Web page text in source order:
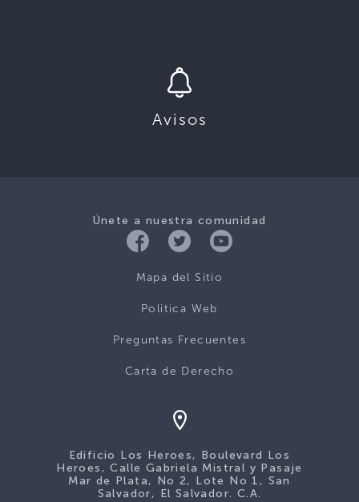
Avisos
Únete a nuestra comunidad
Mapa del Sitio
Politica Web
Preguntas Frecuentes
Carta de Derecho
Edificio Los Heroes, Boulevard Los
Heroes, Calle Gabriela Mistral y Pasaje
Mar de Plata, No 2, Lote No 1, San
Salvador, El Salvador. C.A.